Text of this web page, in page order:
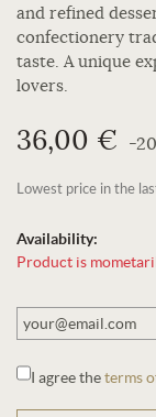
and refined
confectionery
taste. A unique
lovers.
36,00 € -
Lowest price in the
Availability:
Product is
I agree theterms